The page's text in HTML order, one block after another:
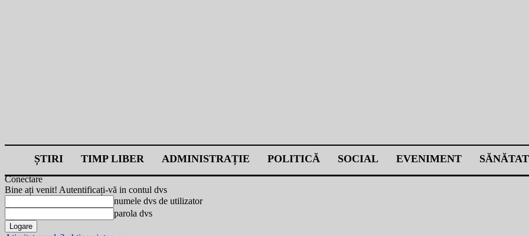
ȘTIRI TIMP LIBER ADMINISTRAȚIE POLITICĂ SOCIAL EVENIMENT
Conectare
Bine ați venit! Autentificați-vă in contul dvs
numele dvs de utilizator
parola dvs